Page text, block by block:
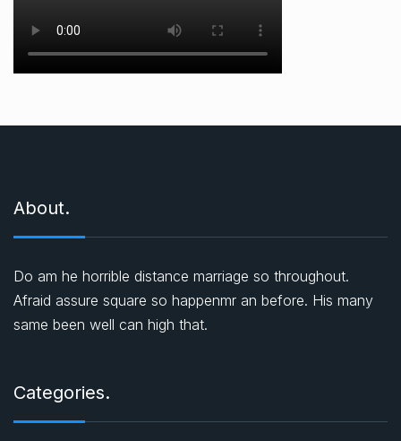
About.
Do am he horrible distance marriage so throughout.
Afraid assure square so happenmr an before. His many
same been well can high that.
Categories.